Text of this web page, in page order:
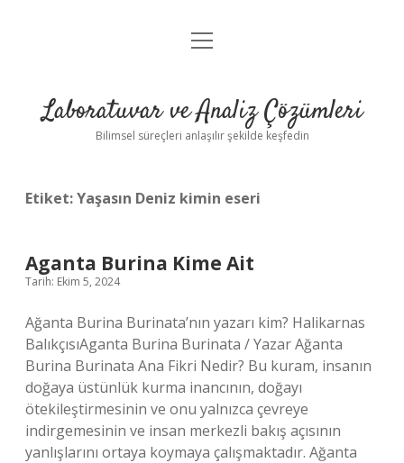
Anasayfa
Yasal Uyarı
menüyü
Laboratuvar ve Analiz Çözümleri
Bilimsel süreçleri anlaşılır şekilde keşfedin
Etiket:Yaşasın Deniz kimin eseri
Aganta Burina Kime Ait
Tarih: Ekim 5, 2024
Ağanta Burina Burinata’nın yazarı kim? Halikarnas
BalıkçısıAganta Burina Burinata / Yazar Ağanta
Burina Burinata Ana Fikri Nedir? Bu kuram, insanın
doğaya üstünlük kurma inancının, doğayı
ötekileştirmesinin ve onu yalnızca çevreye
indirgemesinin ve insan merkezli bakış açısının
yanlışlarını ortaya koymaya çalışmaktadır. Ağanta